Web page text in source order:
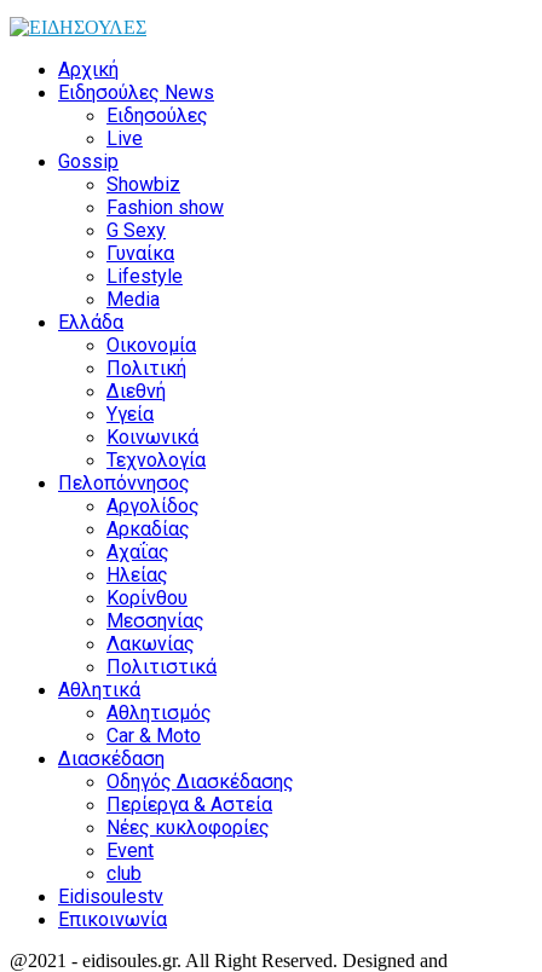
Αρχική
Ειδησούλες News
Ειδησούλες
Live
Gossip
Showbiz
Fashion show
G Sexy
Γυναίκα
Lifestyle
Media
Ελλάδα
Οικονομία
Πολιτική
Διεθνή
Υγεία
Κοινωνικά
Τεχνολογία
Πελοπόννησος
Αργολίδος
Αρκαδίας
Αχαΐας
Ηλείας
Κορίνθου
Μεσσηνίας
Λακωνίας
Πολιτιστικά
Αθλητικά
Αθλητισμός
Car & Moto
Διασκέδαση
Οδηγός Διασκέδασης
Περίεργα & Αστεία
Νέες κυκλοφορίες
Event
club
Eidisoulestv
Επικοινωνία
@2021 - eidisoules.gr. All Right Reserved. Designed and